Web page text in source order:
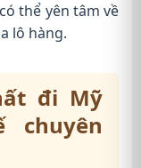
thể yên tâm về
lô hàng.
đi Mỹ